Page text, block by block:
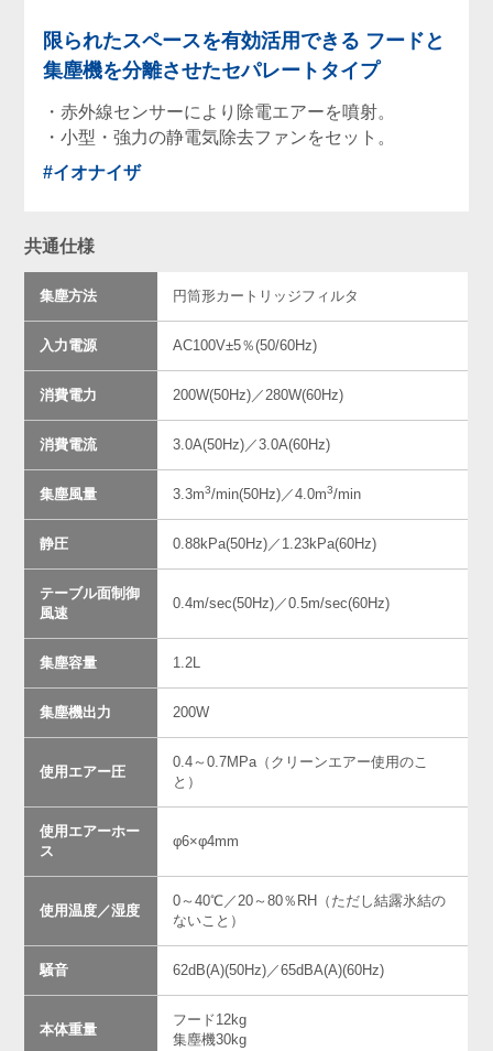
限られたスペースを有効活用できる フードと
集塵機を分離させたセパレートタイプ
・赤外線センサーにより除電エアーを噴射。
・小型・強力の静電気除去ファンをセット。
#イオナイザ
共通仕様
集塵方法 円筒形カートリッジフィルタ
入力電源 AC100V±5％(50/60Hz)
消費電力 200W(50Hz)／280W(60Hz)
消費電流 3.0A(50Hz)／3.0A(60Hz)
集塵風量 3.3m3/min(50Hz)／4.0m3/min
静圧 0.88kPa(50Hz)／1.23kPa(60Hz)
テーブル面制御
風速
0.4m/sec(50Hz)／0.5m/sec(60Hz)
集塵容量 1.2L
集塵機出力 200W
使用エアー圧
0.4～0.7MPa（クリーンエアー使用のこ
と）
使用エアーホー
ス
φ6×φ4mm
使用温度／湿度
0～40℃／20～80％RH（ただし結露氷結の
ないこと）
騒音 62dB(A)(50Hz)／65dBA(A)(60Hz)
本体重量
フード12kg
集塵機30kg